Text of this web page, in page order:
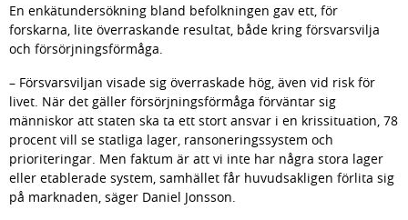
En enkätundersökning bland befolkningen gav ett, för
forskarna, lite överraskande resultat, både kring försvarsvilja
och försörjningsförmåga.
– Försvarsviljan visade sig överraskade hög, även vid risk för
livet. När det gäller försörjningsförmåga förväntar sig
människor att staten ska ta ett stort ansvar i en krissituation, 78
procent vill se statliga lager, ransoneringssystem och
prioriteringar. Men faktum är att vi inte har några stora lager
eller etablerade system, samhället får huvudsakligen förlita sig
på marknaden, säger Daniel Jonsson.